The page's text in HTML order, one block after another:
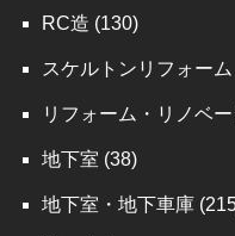
RC造 (130)
スケルトンリフォーム
リフォーム・リノベ
地下室 (38)
地下室・地下車庫